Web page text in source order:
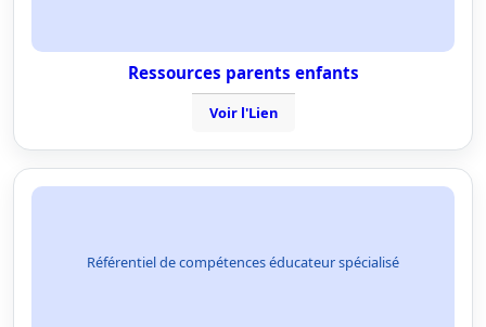
Ressources parents enfants
Voir l'Lien
Référentiel de compétences éducateur spécialisé